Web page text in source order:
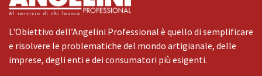
L'Obiettivo dell’Angelini Professional è quello di semplificare
e risolvere le problematiche del mondo artigianale, delle
imprese, degli enti e dei consumatori più esigenti.